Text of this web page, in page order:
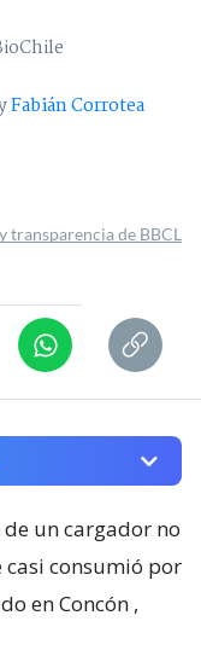
Fabián Corrotea
transparencia de BBCL
un cargador no
consumió por
en Concón ,